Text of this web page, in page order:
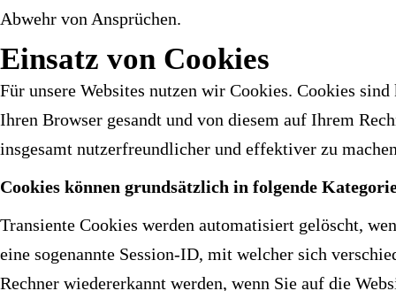
Abwehr von Ansprüchen.
Einsatz von Cookies
Für unsere Websites nutzen wir Cookies. Cookies
Ihren Browser gesandt und von diesem auf Ihrem
insgesamt nutzerfreundlicher und effektiver zu
Cookies können grundsätzlich in folgende
Transiente Cookies werden automatisiert gelöscht,
eine sogenannte Session-ID, mit welcher sich
Rechner wiedererkannt werden, wenn Sie auf die